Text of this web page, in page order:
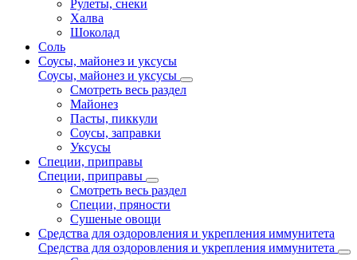
Рулеты, снеки
Халва
Шоколад
Соль
Соусы, майонез и уксусы
Соусы, майонез и уксусы
Смотреть весь раздел
Майонез
Пасты, пиккули
Соусы, заправки
Уксусы
Специи, приправы
Специи, приправы
Смотреть весь раздел
Специи, пряности
Сушеные овощи
Средства для оздоровления и укрепления иммунитета
Средства для оздоровления и укрепления иммунитета